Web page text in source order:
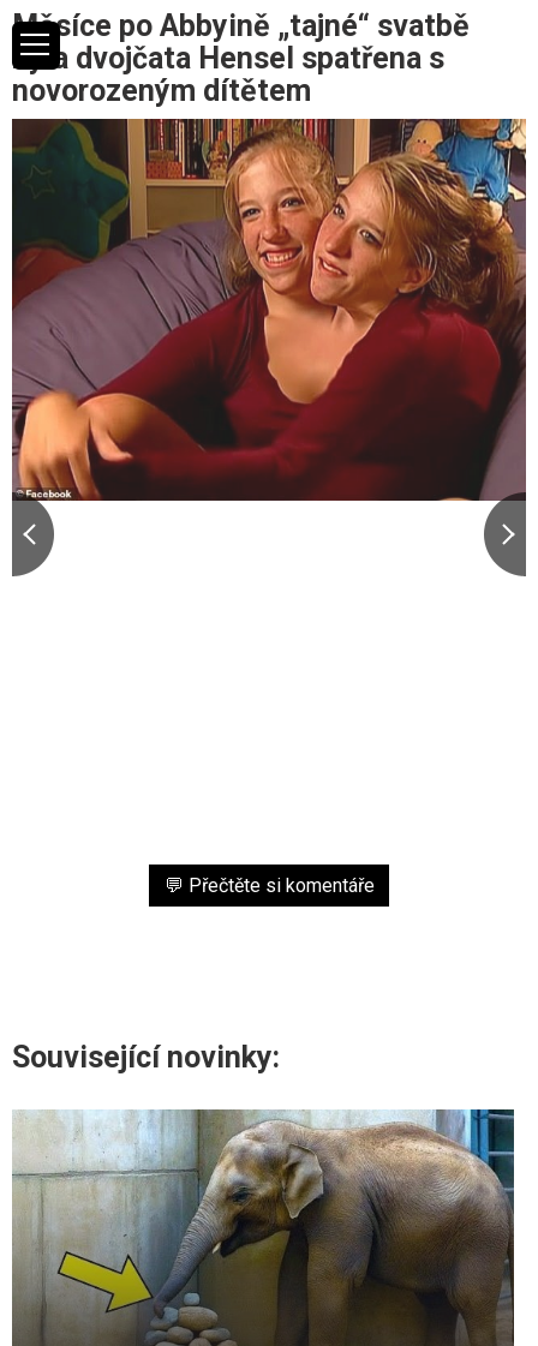
Měsíce po Abbyině „tajné“ svatbě
byla dvojčata Hensel spatřena s
novorozeným dítětem
💬 Přečtěte si komentáře
Související novinky: